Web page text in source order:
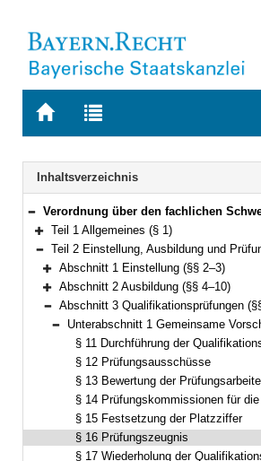
Zur
BAYERN.RECHT
Zur
letzten
Suche
Navigation
Inhaltsverzeichnis
Bereich reduzieren
Verordnung über den fachlichen Schwerpunkt Vermessung und Geoinformation (FachV-VermGeo) Vom 28.
Bereich erweitern
Teil 1 Allgemeines (§ 1)
Bereich reduzieren
Teil 2 Einstellung, Ausbildung und
Bereich erweitern
Abschnitt 1 Einstellung (§§ 2–3)
Bereich erweitern
Abschnitt 2 Ausbildung (§§ 4–10)
Bereich reduzieren
Abschnitt 3 Qualifikationsprüfungen
Bereich reduzieren
Unterabschnitt 1 Gemeinsame
§ 11 Durchführung der
§ 12 Prüfungsausschüsse
§ 13 Bewertung der Prüfungsarbeiten,
§ 14 Prüfungskommissionen für
§ 15 Festsetzung der Platzziffer
§ 16 Prüfungszeugnis
§ 17 Wiederholung der